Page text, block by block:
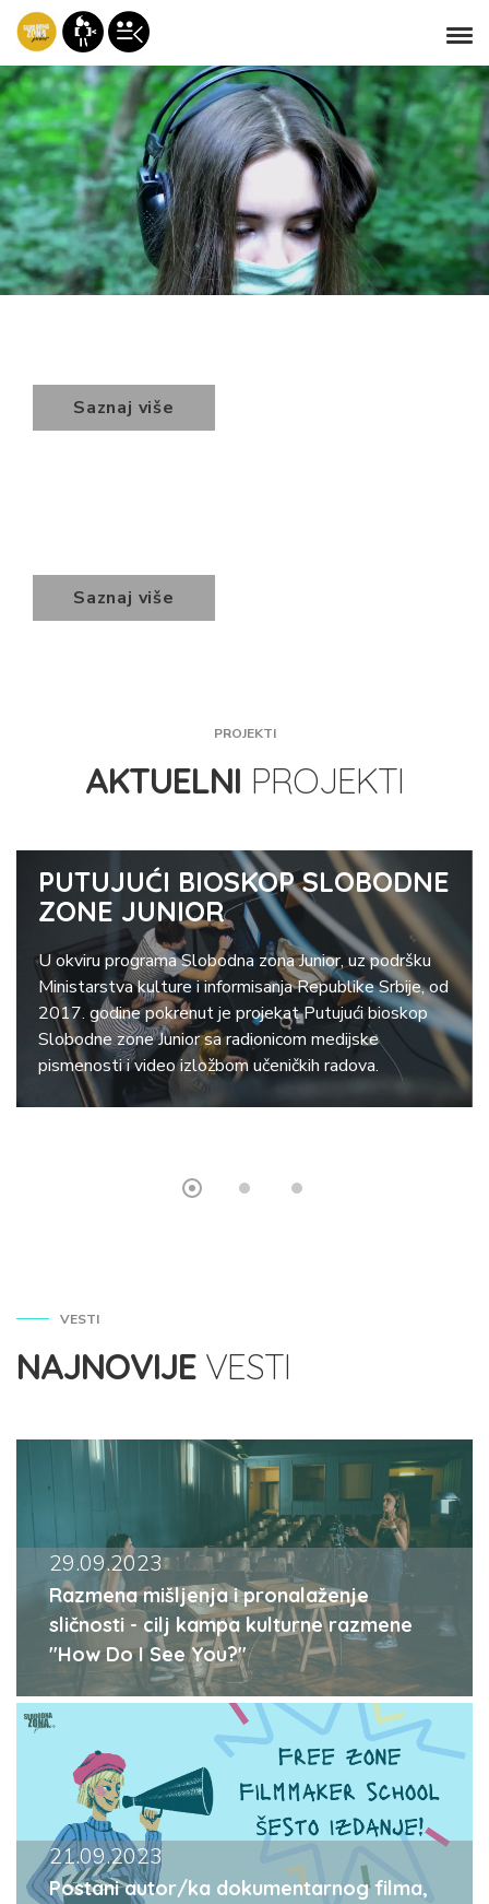
Saznaj više
Saznaj više
PROJEKTI
AKTUELNI PROJEKTI
PUTUJUĆI BIOSKOP SLOBODNE
ZONE JUNIOR
U okviru programa Slobodna zona Junior, uz podršku
Ministarstva kulture i informisanja Republike Srbije, od
2017. godine pokrenut je projekat Putujući bioskop
Slobodne zone Junior sa radionicom medijske
pismenosti i video izložbom učeničkih radova.
VESTI
NAJNOVIJE VESTI
29.09.2023
Razmena mišljenja i pronalaženje
sličnosti - cilj kampa kulturne razmene
"How Do I See You?"
21.09.2023
Postani autor/ka dokumentarnog filma,